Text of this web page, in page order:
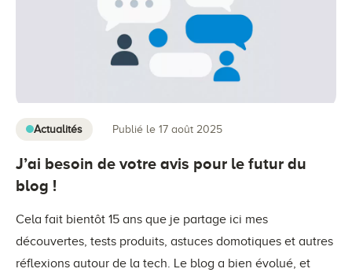
Actualités Publié le 17 août 2025
J’ai besoin de votre avis pour le futur du
blog !
Cela fait bientôt 15 ans que je partage ici mes
découvertes, tests produits, astuces domotiques et autres
réflexions autour de la tech. Le blog a bien évolué, et